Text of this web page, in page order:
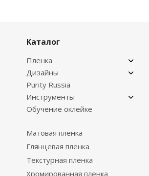
Каталог
Пленка
Дизайны
Purity Russia
Инструменты
Обучение оклейке
Матовая пленка
Глянцевая пленка
Текстурная пленка
Хромированная пленка